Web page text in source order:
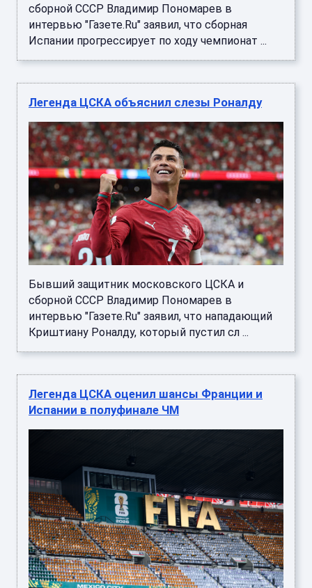
сборной СССР Владимир Пономарев в
интервью "Газете.Ru" заявил, что сборная
Испании прогрессирует по ходу чемпионат ...
Легенда ЦСКА объяснил слезы Роналду
Бывший защитник московского ЦСКА и
сборной СССР Владимир Пономарев в
интервью "Газете.Ru" заявил, что нападающий
Криштиану Роналду, который пустил сл ...
Легенда ЦСКА оценил шансы Франции и
Испании в полуфинале ЧМ